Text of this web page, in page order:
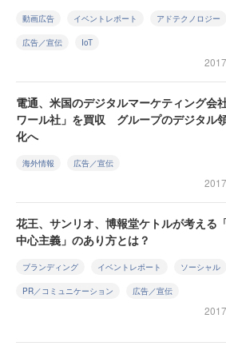
動画広告 イベントレポート アドテクノロジー
広告／宣伝 IoT
電通、米国のデジタルマーケティング会
ワール社」を買収 グループのデジタル
化へ
海外情報 広告／宣伝
花王、サンリオ、博報堂ケトルが考える
中心主義」のあり方とは？
ブランディング イベントレポート ソーシャル
PR／コミュニケーション 広告／宣伝